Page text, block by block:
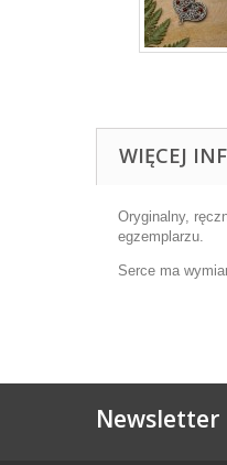
WIĘCEJ
Oryginalny,
egzemplarzu.
Serce ma
Newsletter